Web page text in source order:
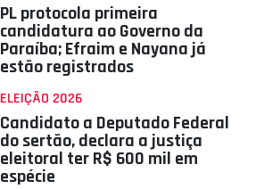
PL protocola primeira
candidatura ao Governo da
Paraíba; Efraim e Nayana já
estão registrados
ELEIÇÃO 2026
Candidato a Deputado Federal
do sertão, declara a justiça
eleitoral ter R$ 600 mil em
espécie